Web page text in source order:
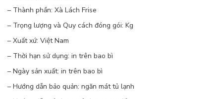
khoáng chất trong xà lách Frise giúp tăng
cường sức đề kháng cho cơ thể.
Hỗ trợ hệ tiêu hóa:
Chất xơ dồi dào trong rau
giúp thúc đẩy tiêu hóa, ngăn ngừa táo bón và
các vấn đề tiêu hóa khác.
– Thành phần: Xà Lách Frise
– Trọng lượng và Quy cách đóng gói: Kg
– Xuất xứ: Việt Nam
– Thời hạn sử dụng: in trên bao bì
– Ngày sản xuất: in trên bao bì
– Hướng dẫn bảo quản: ngăn mát tủ lạnh